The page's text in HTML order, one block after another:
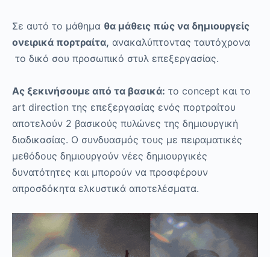
Σε αυτό το μάθημα θα μάθεις πώς να δημιουργείς
ονειρικά πορτραίτα, ανακαλύπτοντας ταυτόχρονα
το δικό σου προσωπικό στυλ επεξεργασίας.
Ας ξεκινήσουμε από τα βασικά: το concept και το
art direction της επεξεργασίας ενός πορτραίτου
αποτελούν 2 βασικούς πυλώνες της δημιουργική
διαδικασίας. Ο συνδυασμός τους με πειραματικές
μεθόδους δημιουργούν νέες δημιουργικές
δυνατότητες και μπορούν να προσφέρουν
απροσδόκητα ελκυστικά αποτελέσματα.